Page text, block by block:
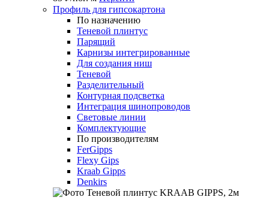
Профиль для гипсокартона
По назначению
Теневой плинтус
Парящий
Карнизы интегрированные
Для создания ниш
Теневой
Разделительный
Контурная подсветка
Интеграция шинопроводов
Световые линии
Комплектующие
По производителям
FerGipps
Flexy Gips
Kraab Gipps
Denkirs